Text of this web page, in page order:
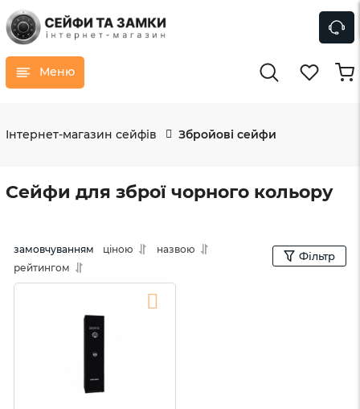
Меню
Інтернет-магазин сейфів Збройові сейфи
Сейфи для зброї чорного кольору
замовчуванням ціною
назвою
рейтингом
Фільтр